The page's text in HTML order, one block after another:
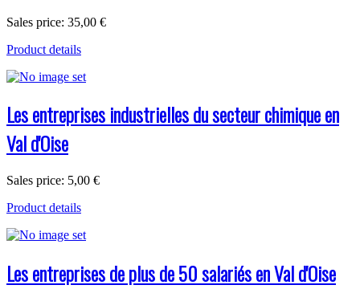
Sales price: 35,00 €
Product details
Les entreprises industrielles du secteur chimique en
Val d'Oise
Sales price: 5,00 €
Product details
Les entreprises de plus de 50 salariés en Val d'Oise